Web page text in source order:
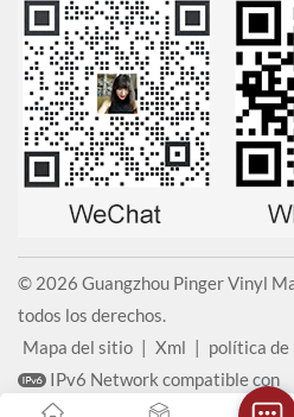
© 2026 Guangzhou Pinger Vinyl
todos los derechos.
Mapa del sitio | Xml | política
IPv6 Network compatible con